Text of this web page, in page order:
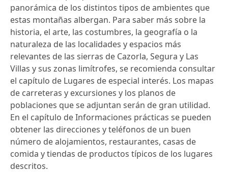
panorámica de los distintos tipos de ambientes que
estas montañas albergan. Para saber más sobre la
historia, el arte, las costumbres, la geografía o la
naturaleza de las localidades y espacios más
relevantes de las sierras de Cazorla, Segura y Las
Villas y sus zonas limítrofes, se recomienda consultar
el capítulo de Lugares de especial interés. Los mapas
de carreteras y excursiones y los planos de
poblaciones que se adjuntan serán de gran utilidad.
En el capítulo de Informaciones prácticas se pueden
obtener las direcciones y teléfonos de un buen
número de alojamientos, restaurantes, casas de
comida y tiendas de productos típicos de los lugares
descritos.